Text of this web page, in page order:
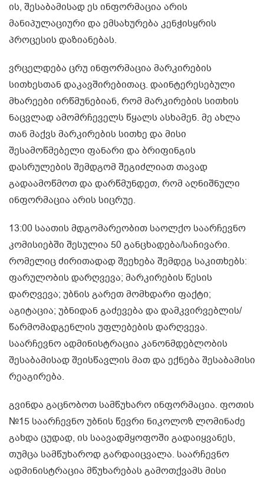
ის, შესაბამისად ეს ინფორმაცია არის
მანიპულაციური და ემსახურება კენჭისყრის
პროცესის დაზიანებას.
ვრცელდება ცრუ ინფორმაცია მარკირების
სითხესთან დაკავშირებითაც. დაინტერესებული
მხარეები ირწმუნებიან, რომ მარკირების სითხის
ნაცვლად ამომრჩეველს წყალს ასხამენ. მე ახლა
თან მაქვს მარკირების სითხე და მისი
შესამოწმებელი ფანარი და ბრიფინგის
დასრულების შემდგომ შეგიძლიათ თავად
გადაამოწმოთ და დარწმუნდეთ, რომ აღნიშნული
ინფორმაცია არის სიცრუე.
13:00 საათის მდგომარეობით საოლქო საარჩევნო
კომისიებში შესულია 50 განცხადება/საჩივარი.
რომელიც ძირითადად შეეხება შემდეგ საკითხებს:
ფარულობის დარღვევა; მარკირების წესის
დარღვევა; უბნის გარეთ მომხდარი ფაქტი;
აგიტაცია; უბნიდან გაძევება და დამკვირვებლის/
წარმომადგენლის უფლებების დარღვევა.
საარჩევნო ადმინისტრაცია კანონმდებლობის
შესაბამისად შეისწავლის მათ და ექნება შესაბამისი
რეაგირება.
გვინდა გაცნობოთ სამწუხარო ინფორმაცია. ფოთის
№15 საარჩევნო უბნის წევრი ნიკოლოზ ლომინაძე
გახდა ცუდად, ის საავადმყოფოში გადაიყვანეს,
თუმცა სამწუხაროდ გარდაიცვალა. საარჩევნო
ადმინისტრაცია მწუხარებას გამოთქვამს მისი